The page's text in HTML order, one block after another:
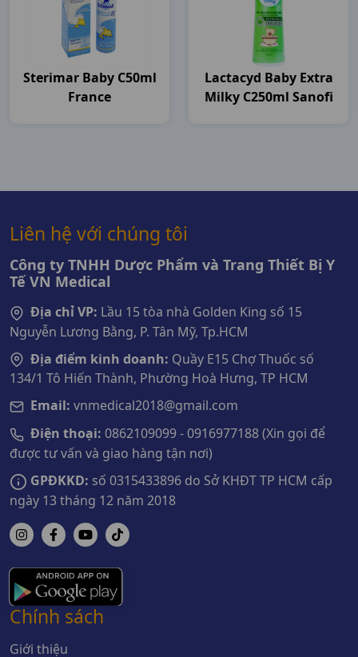
Sterimar Baby C50ml
France
Lactacyd Baby Extra
Milky C250ml Sanofi
Liên hệ với chúng tôi
Công ty TNHH Dược Phẩm và Trang Thiết Bị Y
Tế VN Medical
Địa chỉ VP: Lầu 15 tòa nhà Golden King số 15
Nguyễn Lương Bằng, P. Tân Mỹ, Tp.HCM
Địa điểm kinh doanh: Quầy E15 Chợ Thuốc số
134/1 Tô Hiến Thành, Phường Hoà Hưng, TP HCM
Email: vnmedical2018@gmail.com
Điện thoại: 0862109099 - 0916977188 (Xin gọi để
được tư vấn và giao hàng tận nơi)
GPĐKKD: số 0315433896 do Sở KHĐT TP HCM cấp
ngày 13 tháng 12 năm 2018
Chính sách
Giới thiệu